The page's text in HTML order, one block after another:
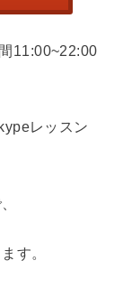
11:00~22:00
レッスン
す。